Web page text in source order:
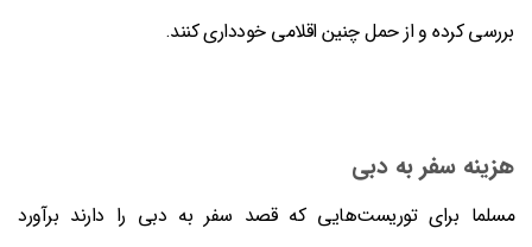
بررسی کرده و از حمل چنین اقلامی خودداری کنند.
هزینه سفر به دبی
مسلما برای توریست‌هایی که قصد سفر به دبی را دارند برآورد